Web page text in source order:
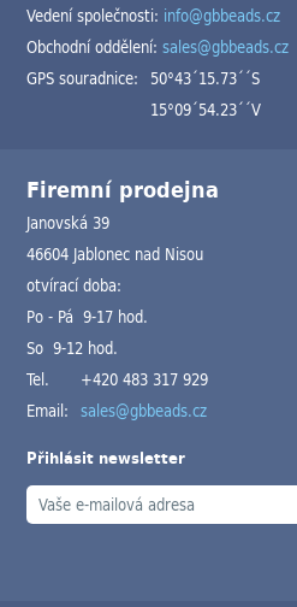
Vedení společnosti: info@gbbeads.cz
Obchodní oddělení:sales@gbbeads.cz
GPS souradnice: 50°43´15.73´´S
15°09´54.23´´V
Firemní prodejna
Janovská 39
46604 Jablonec nad Nisou
otvírací doba:
Po - Pá 9-17 hod.
So 9-12 hod.
Tel.
+420 483 317 929
Email: sales@gbbeads.cz
Přihlásit newsletter